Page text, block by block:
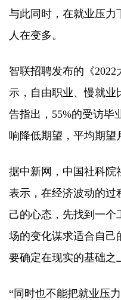
与此同时，在就业压力
人在变多。
智联招聘发布的《
示，自由职业、慢就业
告指出，55%的受访毕
响降低期望，平均期望
据中新网，中国社科院
表示，在经济波动的过
己的心态，先找到一
场的变化谋求适合自己
要确定在现实的基础之
“同时也不能把就业压